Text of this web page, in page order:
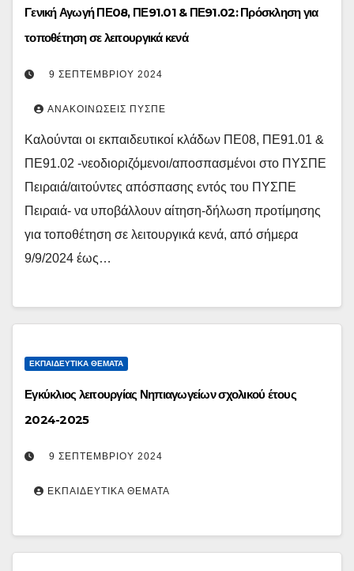
Γενική Αγωγή ΠΕ08, ΠΕ91.01 & ΠΕ91.02: Πρόσκληση για
τοποθέτηση σε λειτουργικά κενά
9 ΣΕΠΤΕΜΒΡΊΟΥ 2024
ΑΝΑΚΟΙΝΏΣΕΙΣ ΠΥΣΠΕ
Καλούνται οι εκπαιδευτικοί κλάδων ΠΕ08, ΠΕ91.01 &
ΠΕ91.02 -νεοδιοριζόμενοι/αποσπασμένοι στο ΠΥΣΠΕ
Πειραιά/αιτούντες απόσπασης εντός του ΠΥΣΠΕ
Πειραιά- να υποβάλλουν αίτηση-δήλωση προτίμησης
για τοποθέτηση σε λειτουργικά κενά, από σήμερα
9/9/2024 έως…
ΕΚΠΑΙΔΕΥΤΙΚΆ ΘΈΜΑΤΑ
Εγκύκλιος λειτουργίας Νηπιαγωγείων σχολικού έτους
2024-2025
9 ΣΕΠΤΕΜΒΡΊΟΥ 2024
ΕΚΠΑΙΔΕΥΤΙΚΆ ΘΈΜΑΤΑ